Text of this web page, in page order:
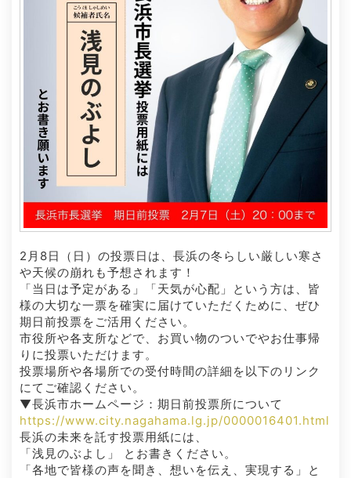
2月8日（日）の投票日は、長浜の冬らしい厳しい寒さ
や天候の崩れも予想されます！
「当日は予定がある」「天気が心配」という方は、皆
様の大切な一票を確実に届けていただくために、ぜひ
期日前投票をご活用ください。
市役所や各支所などで、お買い物のついでやお仕事帰
りに投票いただけます。
投票場所や各場所での受付時間の詳細を以下のリンク
にてご確認ください。
▼長浜市ホームページ：期日前投票所について
https://www.city.nagahama.lg.jp/0000016401.html
長浜の未来を託す投票用紙には、
「浅見のぶよし」 とお書きください。
「各地で皆様の声を聞き、想いを伝え、実現する」と